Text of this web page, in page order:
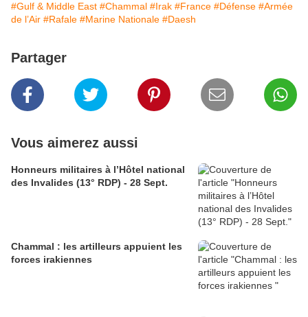
#Gulf & Middle East #Chammal #Irak #France #Défense #Armée
de l’Air #Rafale #Marine Nationale #Daesh
Partager
Vous aimerez aussi
Honneurs militaires à l’Hôtel national
des Invalides (13° RDP) - 28 Sept.
Chammal : les artilleurs appuient les
forces irakiennes